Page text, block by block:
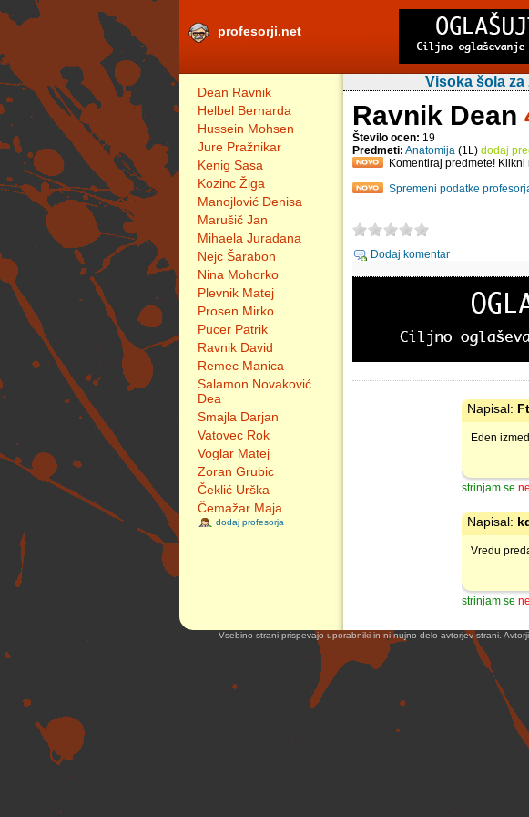
profesorji.net
Dean Ravnik
Helbel Bernarda
Hussein Mohsen
Jure Pražnikar
Kenig Sasa
Kozinc Žiga
Manojlović Denisa
Marušič Jan
Mihaela Juradana
Nejc Šarabon
Nina Mohorko
Plevnik Matej
Prosen Mirko
Pucer Patrik
Ravnik David
Remec Manica
Salamon Novaković
Dea
Smajla Darjan
Vatovec Rok
Voglar Matej
Zoran Grubic
Čeklić Urška
Čemažar Maja
dodaj profesorja
Visoka šola za
Ravnik Dean
Število ocen: 19
Predmeti: Anatomija (1L) dodaj
Komentiraj predmete!
Spremeni podatke
Dodaj komentar
Napisal:
Eden
strinjam se
Napisal:
Vredu
strinjam se
Vsebino strani prispevajo uporabniki in ni nujno delo avtorjev strani.